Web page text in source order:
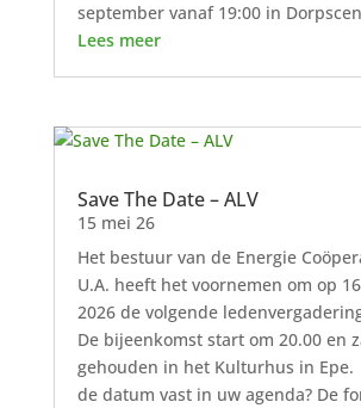
september vanaf 19:00 in
Lees meer
Save The Date – ALV
15 mei 26
Het bestuur van de Energie
U.A. heeft het voornemen om op
2026 de volgende
De bijeenkomst start om 20.00 en
gehouden in het Kulturhus in
de datum vast in uw agenda? De